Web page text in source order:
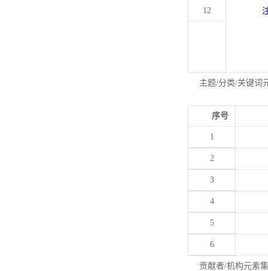
12
主题/分类/关键词
序号
1
2
3
4
5
6
贡献者/机构元素